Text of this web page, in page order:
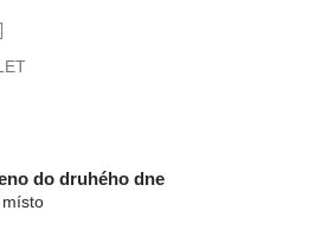
do druhého dne
místo